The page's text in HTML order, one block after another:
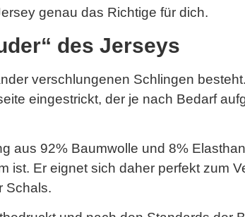
genau das Richtige für dich.
des Jerseys
verschlungenen Schlingen
eingestrickt, der je nach Bedarf
aus 92% Baumwolle und 8%
Er eignet sich daher perfekt zum
Schals.